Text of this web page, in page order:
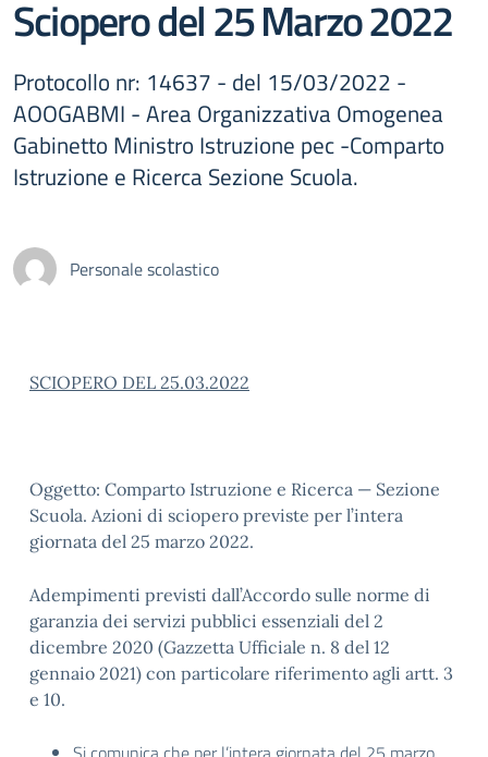
Sciopero del 25 Marzo 2022
Protocollo nr: 14637 - del 15/03/2022 -
AOOGABMI - Area Organizzativa Omogenea
Gabinetto Ministro Istruzione pec -Comparto
Istruzione e Ricerca Sezione Scuola.
Personale scolastico
SCIOPERO DEL 25.03.2022
Oggetto: Comparto Istruzione e Ricerca — Sezione
Scuola. Azioni di sciopero previste per l’intera
giornata del 25 marzo 2022.
Adempimenti previsti dall’Accordo sulle norme di
garanzia dei servizi pubblici essenziali del 2
dicembre 2020 (Gazzetta Ufficiale n. 8 del 12
gennaio 2021) con particolare riferimento agli artt. 3
e 10.